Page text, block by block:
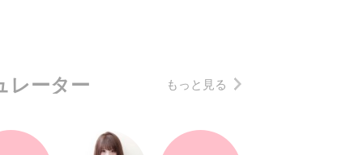
レーター もっと見る